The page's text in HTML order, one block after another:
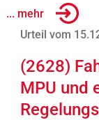
... mehr
Urteil vom
(2628)
MPU und